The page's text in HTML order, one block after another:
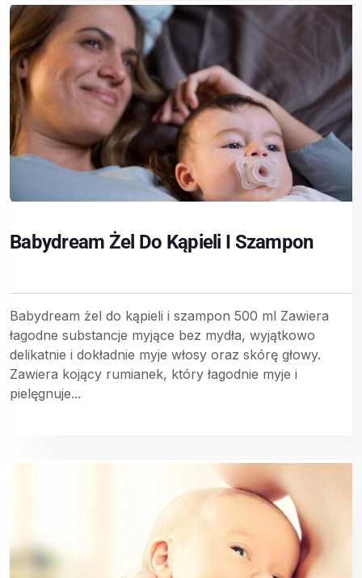
Babydream Żel Do Kąpieli I Szampon
Babydream żel do kąpieli i szampon 500 ml Zawiera
łagodne substancje myjące bez mydła, wyjątkowo
delikatnie i dokładnie myje włosy oraz skórę głowy.
Zawiera kojący rumianek, który łagodnie myje i
pielęgnuje...